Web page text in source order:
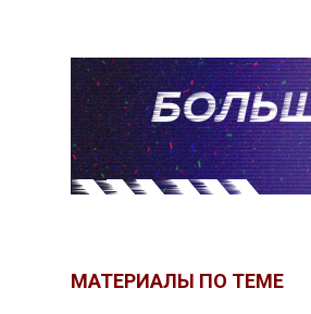
МАТЕРИАЛЫ ПО ТЕМЕ